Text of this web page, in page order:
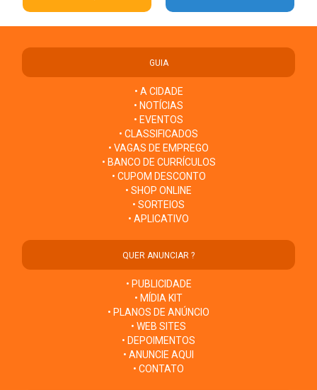
GUIA
• A CIDADE
• NOTÍCIAS
• EVENTOS
• CLASSIFICADOS
• VAGAS DE EMPREGO
• BANCO DE CURRÍCULOS
• CUPOM DESCONTO
• SHOP ONLINE
• SORTEIOS
• APLICATIVO
QUER ANUNCIAR ?
• PUBLICIDADE
• MÍDIA KIT
• PLANOS DE ANÚNCIO
• WEB SITES
• DEPOIMENTOS
• ANUNCIE AQUI
• CONTATO